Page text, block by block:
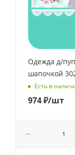
Одежда д/
шапочкой
Есть в
974₽/шт